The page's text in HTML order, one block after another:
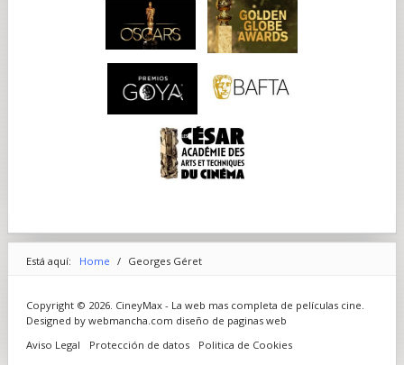
Está aquí: Home / Georges Géret
Copyright © 2026. CineyMax - La web mas completa de películas cine.
Designed by webmancha.com diseño de paginas web
Aviso Legal
Protección de datos Politica de Cookies